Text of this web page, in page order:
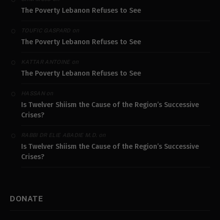
The Poverty Lebanon Refuses to See
TOUFIC GASPARD on
The Poverty Lebanon Refuses to See
KATTAR ANTOINEon
The Poverty Lebanon Refuses to See
HASSANon
Is Twelver Shiism the Cause of the Region’s Successive
Crises?
RABBI DR ELIE ABADIE M.D. on
Is Twelver Shiism the Cause of the Region’s Successive
Crises?
DONATE